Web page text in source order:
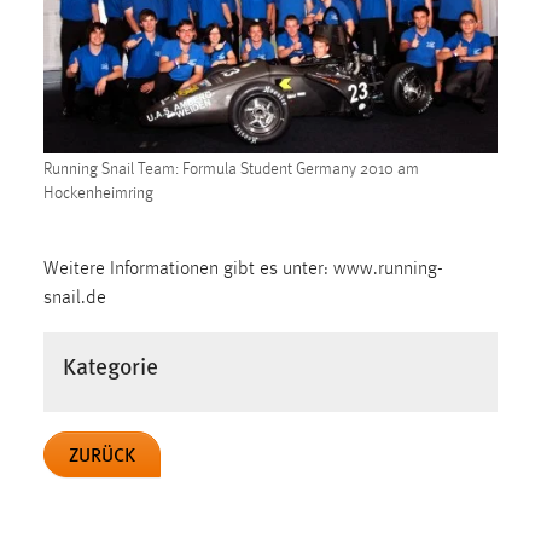
Running Snail Team: Formula Student Germany 2010 am
Hockenheimring
Weitere Informationen gibt es unter: www.running-
snail.de
Kategorie
ZURÜCK
1 Jahr
Performance
staticfilecache
gespeichert, ob man eingeloggt ist.
Name:
Zweck:
Das Cookie speichert die gewählte Sprache der Website.